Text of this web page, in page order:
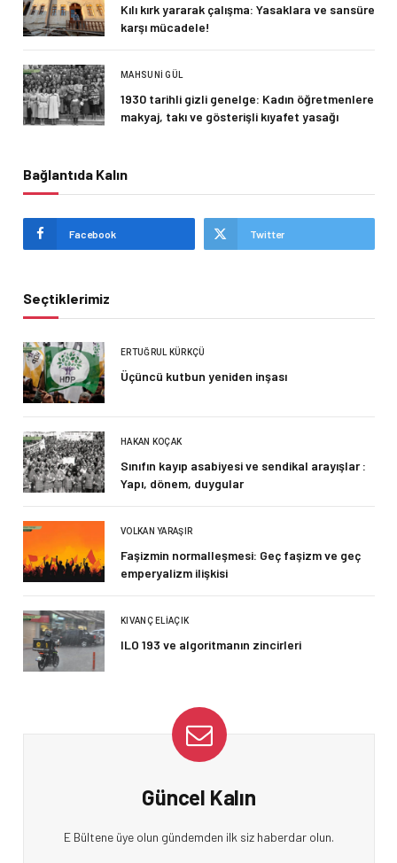
Kılı kırk yararak çalışma: Yasaklara ve sansüre
karşı mücadele!
MAHSUNI GÜL
1930 tarihli gizli genelge: Kadın öğretmenlere
makyaj, takı ve gösterişli kıyafet yasağı
Bağlantıda Kalın
Facebook Twitter
Seçtiklerimiz
ERTUĞRUL KÜRKÇÜ
Üçüncü kutbun yeniden inşası
HAKAN KOÇAK
Sınıfın kayıp asabiyesi ve sendikal arayışlar :
Yapı, dönem, duygular
VOLKAN YARAŞIR
Faşizmin normalleşmesi: Geç faşizm ve geç
emperyalizm ilişkisi
KIVANÇ ELIAÇIK
ILO 193 ve algoritmanın zincirleri
Güncel Kalın
E Bültene üye olun gündemden ilk siz haberdar olun.